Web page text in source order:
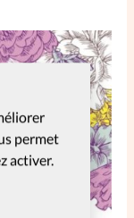
permet
activer.